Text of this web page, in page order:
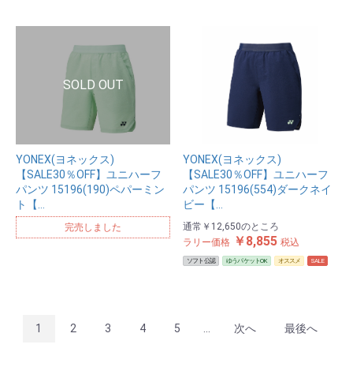
YONEX(ヨネックス)
【SALE30％OFF】ユニハーフ
パンツ 15196(190)ペパーミン
ト【…
完売しました
YONEX(ヨネックス)
【SALE30％OFF】ユニハーフ
パンツ 15196(554)ダークネイ
ビー【…
通常 ￥12,650のところ
ラリー価格 ￥8,855 税込
ソフト公認 ゆうパケットOK オススメ SALE
1 2 3 4 5 次へ 最後へ